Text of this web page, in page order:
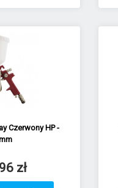
Czerwony HP -
zł